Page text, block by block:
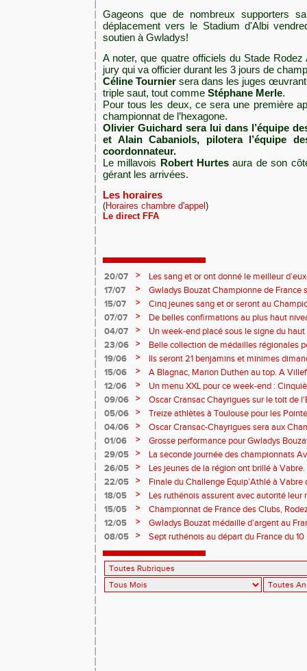
Gageons que de nombreux supporters
déplacement vers le Stadium d'Albi
soutien à Gwladys!
A noter, que quatre officiels du Stade
jury qui va officier durant les 3 jours de
Céline Tournier sera dans les juges
triple saut, tout comme Stéphane Merle.
Pour tous les deux, ce sera une première
championnat de l’hexagone.
Olivier Guichard sera lui dans l’équipe
et Alain Cabaniols, pilotera l’équipe
coordonnateur.
Le millavois Robert Hurtes aura de son
gérant les arrivées.
Les horaires
(Horaires chambre d'appel )
Le direct FFA
20/07 >
Les sang et or ont donné le meilleur
France Avenir U18 / U20 / U23.
17/07 >
Gwladys Bouzat Championne de France
15/07
>
Cinq jeunes sang et or seront au
cette fin de semaine à Paris Charléty.
07/07 >
De belles confirmations au plus haut
belle finale du challenge avec Nivine Ali
meeting.
04/07 >
Un week-end placé sous le signe du
la Finale du Challenge et Meeting
23/06 >
Belle collection de médailles régionales
à Albi, Zohé Casi toujours au top. Les
très bon niveau en meeting.
19/06 >
Ils seront 21 benjamins et minimes
région et plus loin verront nos sang et or
15/06 >
A Blagnac, Marion Duthen au top. A
le record du disque. Les sang et or ont
long de l’Ekiden y compris dans l'après
12/06 >
Un menu XXL pour ce week-end :
CD Aveyron à Villefranche ce samedi.
épreuves combinées à Blagnac. Et bien
09/06 >
Oscar Cransac Chayrigues sur le toit de
ailleurs, d'excellents résultats ont été
long de ce week-end.
05/06 >
Treize athlètes à Toulouse pour les
individualités en piste à Montpellier pour
04/06 >
Oscar Cransac-Chayrigues sera aux
Slovénie.
01/06 >
Grosse performance pour Gwladys
Duthen se rassure. La seconde journée
sang et or de se mettre en avant.
29/05 >
La seconde journée des championnats
temps que le meeting régional en ce
piste à Toulouse et à Montpellier.
26/05 >
Les jeunes de la région ont brillé à
brio et gagné quelques places au bilan
22/05 >
Finale du Challenge Equip’Athlé à
de Rodez.
18/05 >
Les ruthénois assurent avec autorité
15/05
>
Championnat de France des Clubs,
dimanche à Perpignan.
12/05 >
Gwladys Bouzat médaille d’argent au
10èmes par équipes. Benjamins et
08/05 > Sept ruthénois au départ du France du